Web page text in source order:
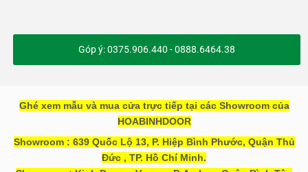
Góp ý: 0375.906.440 - 0888.6464.38
Ghé xem mẫu và mua cửa trực tiếp tại các Showroom của
HOABINHDOOR
Showroom : 639 Quốc Lộ 13, P. Hiệp Bình Phước, Quận Thủ
Đức , TP. Hồ Chí Minh.